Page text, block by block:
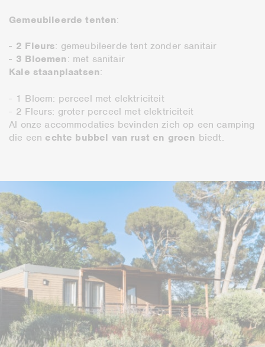
Gemeubileerde tenten:
2 Fleurs: gemeubileerde tent zonder sanitair
3 Bloemen: met sanitair
Kale staanplaatsen:
1 Bloem: perceel met elektriciteit
2 Fleurs: groter perceel met elektriciteit
Al onze accommodaties bevinden zich op een camping
die een echte bubbel van rust en groen biedt.